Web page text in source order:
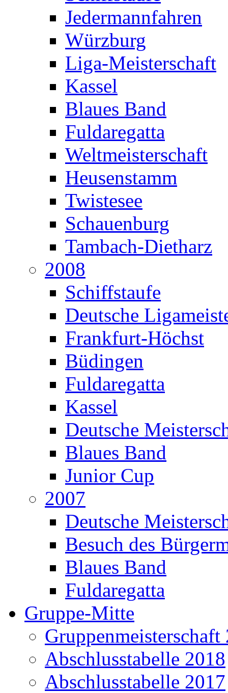
Jedermannfahren
Würzburg
Liga-Meisterschaft
Kassel
Blaues Band
Fuldaregatta
Weltmeisterschaft
Heusenstamm
Twistesee
Schauenburg
Tambach-Dietharz
2008
Schiffstaufe
Deutsche
Frankfurt-Höchst
Büdingen
Fuldaregatta
Kassel
Deutsche
Blaues Band
Junior Cup
2007
Deutsche
Besuch des
Blaues Band
Fuldaregatta
Gruppe-Mitte
Gruppenmeisterschaft
Abschlusstabelle 2018
Abschlusstabelle 2017